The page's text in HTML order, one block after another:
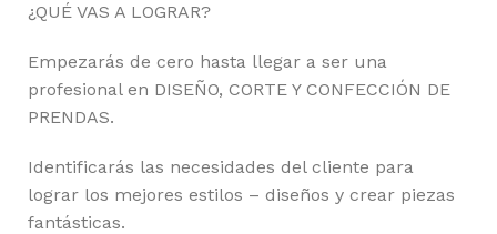
¿QUÉ VAS A LOGRAR?
Empezarás de cero hasta llegar a ser una
profesional en DISEÑO, CORTE Y CONFECCIÓN DE
PRENDAS.
Identificarás las necesidades del cliente para
lograr los mejores estilos – diseños y crear piezas
fantásticas.